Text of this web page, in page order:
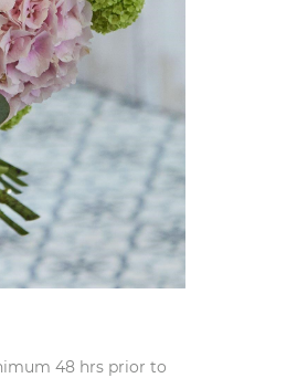
48 hrs prior to